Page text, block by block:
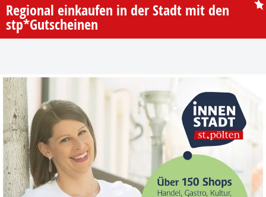
Regional einkaufen in der Stadt mit den
stp*Gutscheinen